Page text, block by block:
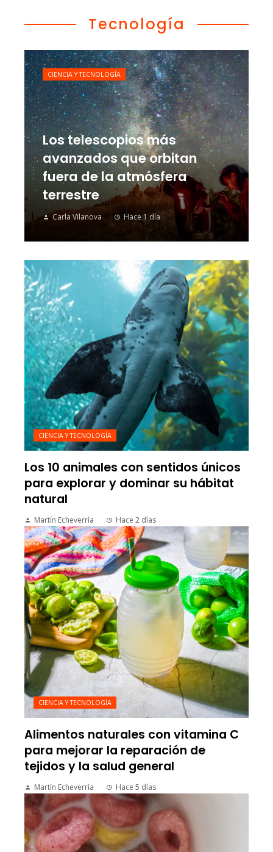
Tecnología
Los telescopios más
avanzados que orbitan
fuera de la atmósfera
terrestre
Carla Vilanova Hace 1 día
CIENCIA Y TECNOLOGÍA
CIENCIA Y TECNOLOGÍA
Los 10 animales con sentidos únicos
para explorar y dominar su hábitat
natural
Martín Echeverría Hace 2 días
CIENCIA Y TECNOLOGÍA
Alimentos naturales con vitamina C
para mejorar la reparación de
tejidos y la salud general
Martín Echeverría Hace 5 días